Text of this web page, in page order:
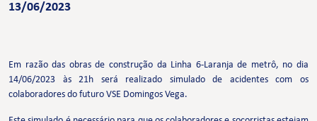
13/06/2023
Em razão das obras de construção da Linha 6-Laranja de metrô, no dia
14/06/2023 às 21h será realizado simulado de acidentes com os
colaboradores do futuro VSE Domingos Vega.